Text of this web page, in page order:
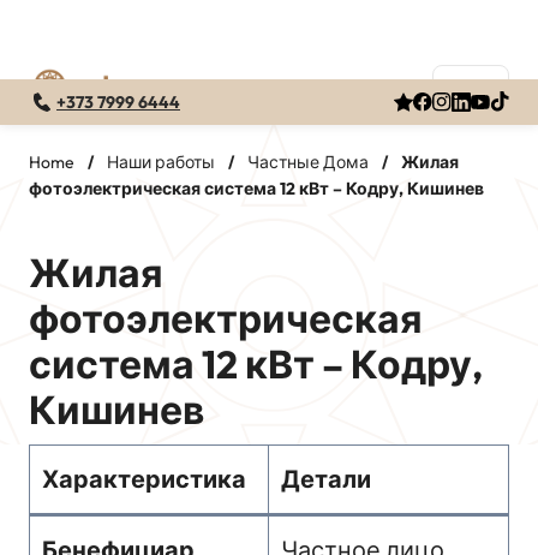
содержимому
+373 7999 6444
Home / Наши работы / Частные Дома / Жилая
фотоэлектрическая система 12 кВт – Кодру, Кишинев
Жилая
фотоэлектрическая
система 12 кВт – Кодру,
Кишинев
Характеристика Детали